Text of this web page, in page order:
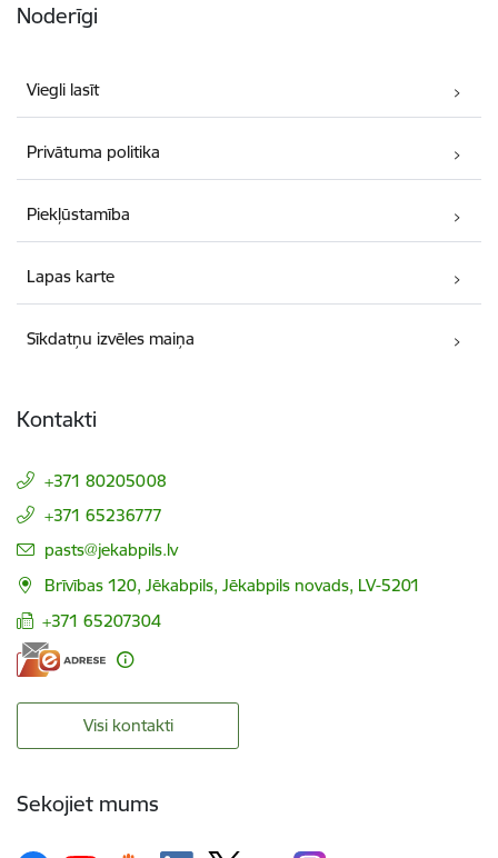
Noderīgi
Viegli lasīt
Privātuma politika
Piekļūstamība
Lapas karte
Sīkdatņu izvēles maiņa
Kontakti
+371 80205008
+371 65236777
E-pasts:
pasts@jekabpils.lv
Brīvības 120, Jēkabpils, Jēkabpils novads, LV-5201
+371 65207304
Visi kontakti
Sekojiet mums